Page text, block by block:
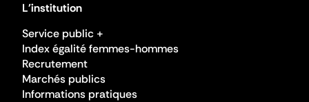
L'institution
Service public +
Index égalité femmes-hommes
Recrutement
Marchés publics
Informations pratiques